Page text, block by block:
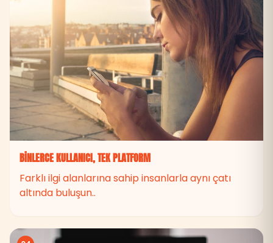
BINLERCE KULLANICI, TEK PLATFORM
Farklı ilgi alanlarına sahip insanlarla aynı çatı
altında buluşun..